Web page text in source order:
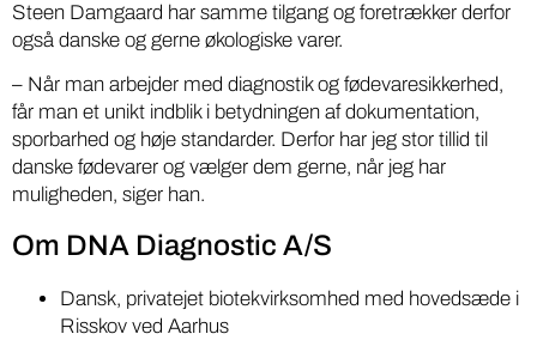
Steen Damgaard har samme tilgang og foretrækker derfor
også danske og gerne økologiske varer.
– Når man arbejder med diagnostik og fødevaresikkerhed,
får man et unikt indblik i betydningen af dokumentation,
sporbarhed og høje standarder. Derfor har jeg stor tillid til
danske fødevarer og vælger dem gerne, når jeg har
muligheden, siger han.
Om DNA Diagnostic A/S
Dansk, privatejet biotekvirksomhed med hovedsæde i
Risskov ved Aarhus